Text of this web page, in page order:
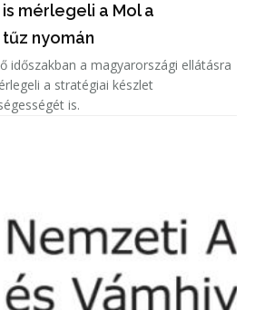
mérlegeli a Mol a
nyomán
időszakban a magyarországi ellátásra
a stratégiai készlet
is.